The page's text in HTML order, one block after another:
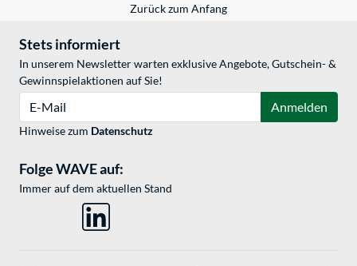
Zurück zum Anfang
Stets informiert
In unserem Newsletter warten exklusive Angebote, Gutschein- &
Gewinnspielaktionen auf Sie!
Anmelden
Hinweise zum Datenschutz
Folge WAVE auf:
Immer auf dem aktuellen Stand